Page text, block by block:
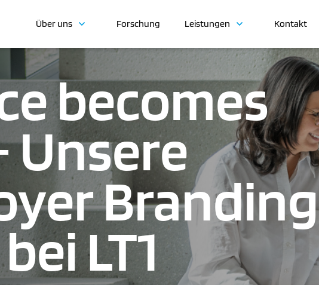
Über uns Forschung Leistungen Kontakt
becomes
Unsere
Branding
LT1